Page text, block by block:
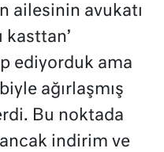
ailesinin avukatı
kasttan’
ediyorduk ama
ağırlaşmış
Bu noktada
indirim ve